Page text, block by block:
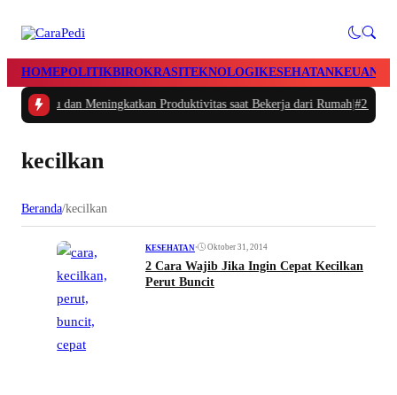
HOMEPOLITIKBIROKRASITEKNOLOGIKESEHATAN
Waktu dan Meningkatkan Produktivitas saat Bekerja dari Rumah|#2 -
kecilkan
Beranda/kecilkan
KESEHATAN• Oktober 31, 2014
2 Cara Wajib Jika Ingin Cepat Kecilkan
Perut Buncit